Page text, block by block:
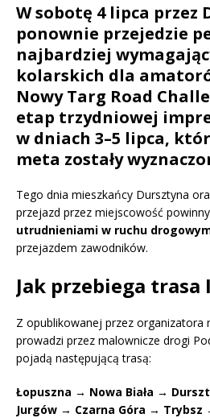
W sobotę 4 lipca przez
ponownie przejedzie
najbardziej
kolarskich dla
Nowy Targ Road
etap trzydniowej
w dniach 3–5 lipca,
meta zostały
Tego dnia mieszkańcy Dursztyna
przejazd przez miejscowość
utrudnieniami w ruchu
przejazdem zawodników.
Jak przebiega trasa
Z opublikowanej przez organizatora
prowadzi przez malownicze drogi
pojadą następującą trasą:
Łopuszna → Nowa Biała →
Jurgów → Czarna Góra → Trybsz